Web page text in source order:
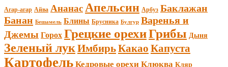
Агар-агар Айва Ананас Апельсин Арбуз Баклажан
Банан Бешамель Блины Брусника Булгур Варенья и
Джемы Горох Грецкие орехиГрибы Дыня
Зеленый лук ИмбирьКакао Капуста
Картофель Кедровые орехи Клюква Кляр